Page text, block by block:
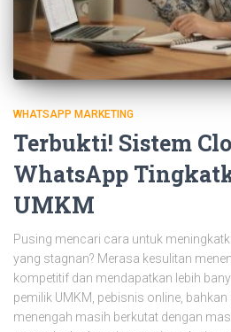
WHATSAPP MARKETING
Terbukti! Sistem
WhatsApp
UMKM
Pusing mencari cara untuk
yang stagnan? Merasa kesulitan
kompetitif dan mendapatkan lebih
pemilik UMKM, pebisnis online,
menengah masih berkutat dengan